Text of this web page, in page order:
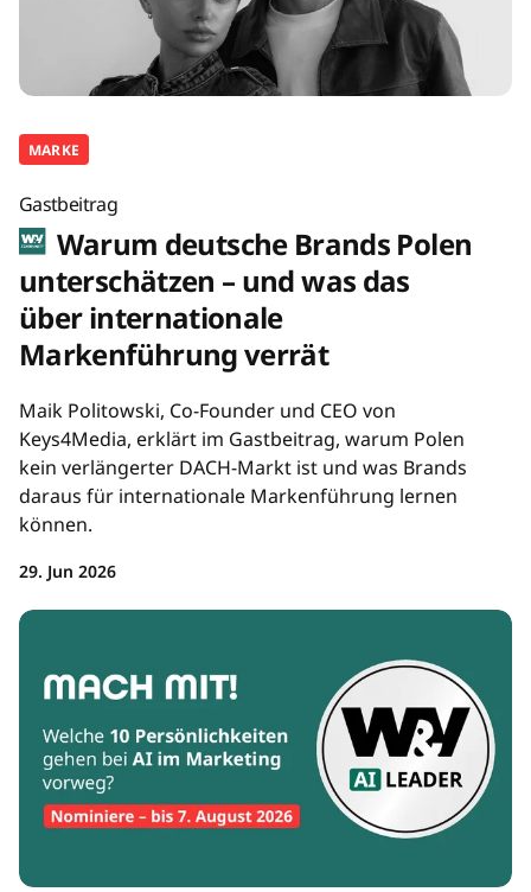
MARKE
Gastbeitrag
Warum deutsche Brands Polen
unterschätzen – und was das
über internationale
Markenführung verrät
Maik Politowski, Co-Founder und CEO von
Keys4Media, erklärt im Gastbeitrag, warum Polen
kein verlängerter DACH-Markt ist und was Brands
daraus für internationale Markenführung lernen
können.
29. Jun 2026